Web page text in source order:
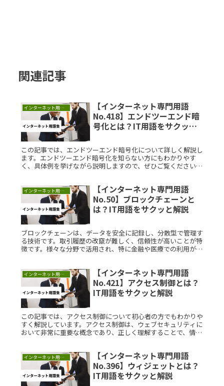
関連記事
インターネット用語集
【インターネット専門用語
No.418】エンドツーエンド暗
号化とは？IT用語をサクッと
この記事では、エンドツーエンド暗号化について詳しく解説し
ます。エンドツーエンド暗号化を知らない方にもわかりやす
く、具体例を挙げながら説明しますので、ぜひご覧ください。
インターネット用語集
【インターネット専門用語
No.50】ブロックチェーンと
は？IT用語をサクッと解説
ブロックチェーンは、データを安全に記録し、分散型で管理す
る技術です。取引履歴の改竄が難しく、信頼性が高いことが特
徴です。様々な分野で活用され、特に金融や医療での利用が進
インターネット用語集
【インターネット専門用語
No.421】アクセス制御とは？
IT用語をサクッと解説
この記事では、アクセス制御について初心者の方でもわかりや
すく解説しています。アクセス制御は、ウェブセキュリティに
おいて非常に重要な概念であり、正しく理解することで、情報
インターネット用語集
【インターネット専門用語
No.396】ウィジェットとは？
IT用語をサクッと解説